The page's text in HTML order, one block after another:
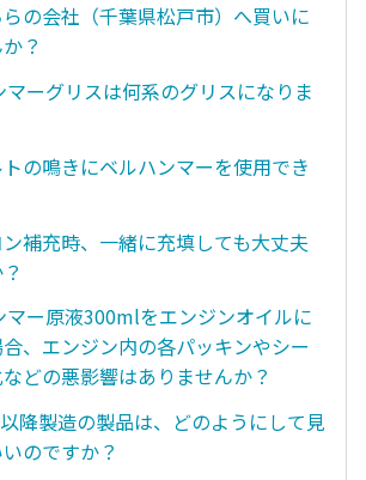
の会社（千葉県松戸市）へ買いに
？
マーグリスは何系のグリスになりま
の鳴きにベルハンマーを使用でき
補充時、一緒に充填しても大丈夫
マー原液300mlをエンジンオイルに
、エンジン内の各パッキンやシー
どの悪影響はありませんか？
降製造の製品は、どのようにして見
のですか？